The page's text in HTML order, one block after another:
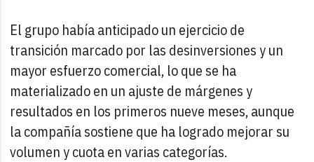
El grupo había anticipado un ejercicio de
transición marcado por las desinversiones y un
mayor esfuerzo comercial, lo que se ha
materializado en un ajuste de márgenes y
resultados en los primeros nueve meses, aunque
la compañía sostiene que ha logrado mejorar su
volumen y cuota en varias categorías.